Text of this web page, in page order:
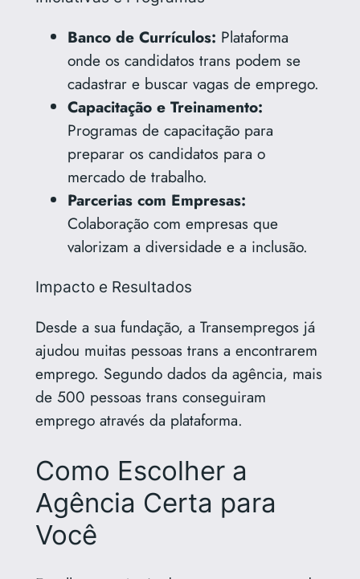
Banco de Currículos: Plataforma
onde os candidatos trans podem se
cadastrar e buscar vagas de emprego.
Capacitação e Treinamento:
Programas de capacitação para
preparar os candidatos para o
mercado de trabalho.
Parcerias com Empresas:
Colaboração com empresas que
valorizam a diversidade e a inclusão.
Impacto e Resultados
Desde a sua fundação, a Transempregos já
ajudou muitas pessoas trans a encontrarem
emprego. Segundo dados da agência, mais
de 500 pessoas trans conseguiram
emprego através da plataforma.
Como Escolher a
Agência Certa para
Você